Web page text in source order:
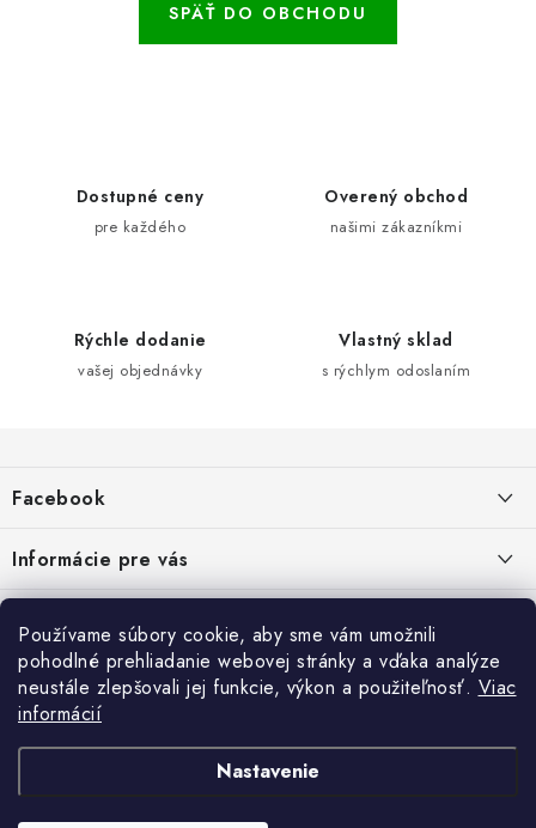
Používame súbory cookie, aby sme vám umožnili
pohodlné prehliadanie webovej stránky a vďaka analýze
neustále zlepšovali jej funkcie, výkon a použiteľnosť. Viac
informácií
Nastavenie
SPÄŤ DO OBCHODU
Dostupné ceny
pre každého
Overený obchod
našimi zákazníkmi
Rýchle dodanie
vašej objednávky
Vlastný sklad
s rýchlym odoslaním
p
ä
t
i
Facebook
Informácie pre vás
Dopravné a platobné podmienky
Galéria od Zákaznikov
Kontakt
Blog
Krycie plachty, ešte lepšia kvalita
TIPY A RADY AKO SADIŤ DO SKLENÍKA
NÁVOD NA MONTÁŽ RETRO BICYKLA
Obchodné podmienky Ochrana osobných údajov
Alternatívne riešenie sporov online - RSO ČO SÚ TO „COOKIES“?